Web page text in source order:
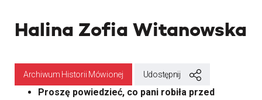
Halina Zofia Witanowska
Archiwum Historii Mówionej Udostępnij
Proszę powiedzieć, co pani robiła przed